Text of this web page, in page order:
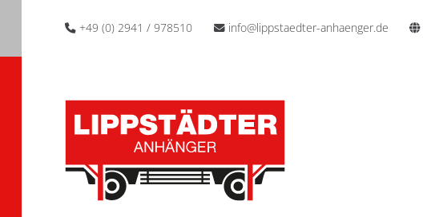
+49 (0) 2941 / 978510 info@lippstaedter-anhaenger.de